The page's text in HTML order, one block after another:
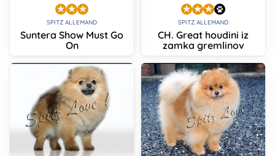
SPITZ ALLEMAND
Suntera Show Must Go
On
SPITZ ALLEMAND
CH. Great houdini iz
zamka gremlinov